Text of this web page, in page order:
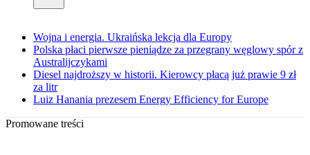
Wojna i energia. Ukraińska lekcja dla Europy
Polska płaci pierwsze pieniądze za przegrany węglowy spór z
Australijczykami
Diesel najdroższy w historii. Kierowcy płacą już prawie 9 zł
za litr
Luiz Hanania prezesem Energy Efficiency for Europe
Promowane treści